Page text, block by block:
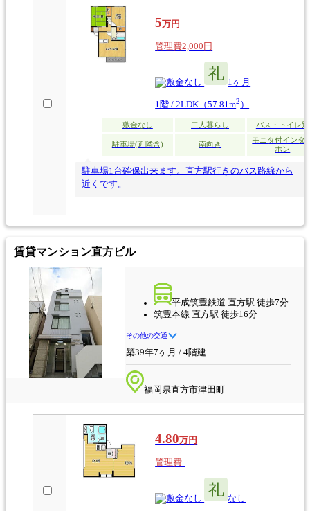
5万円
管理費2,000円
なし 1ヶ月
1階 / 2LDK（57.81m2）
敷金なし 二人暮らし バス・トイレ別
駐車場(近隣含) 南向き
モニタ付インタ
ホン
駐車場1台確保出来ます。直方駅行きのバス路線から
近くです。
賃貸マンション直方ビル
平成筑豊鉄道 直方駅 徒歩7分
筑豊本線 直方駅 徒歩16分
その他の交通
築39年7ヶ月 / 4階建
福岡県直方市津田町
4.80万円
管理費-
なし なし